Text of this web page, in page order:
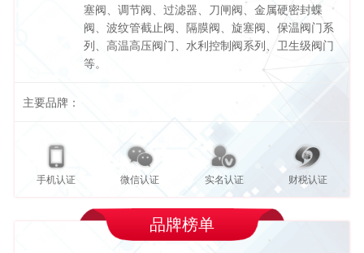
塞阀、调节阀、过滤器、刀闸阀、金属硬密封蝶
阀、波纹管截止阀、隔膜阀、旋塞阀、保温阀门系
列、高温高压阀门、水利控制阀系列、卫生级阀门
等。
主要品牌：
手机认证 微信认证 实名认证 财税认证
品牌榜单